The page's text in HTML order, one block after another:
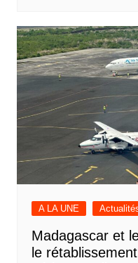
A LA UNE
Madagascar et
le